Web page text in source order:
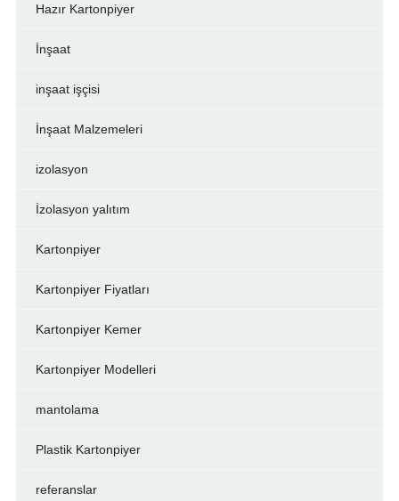
Hazır Kartonpiyer
İnşaat
inşaat işçisi
İnşaat Malzemeleri
izolasyon
İzolasyon yalıtım
Kartonpiyer
Kartonpiyer Fiyatları
Kartonpiyer Kemer
Kartonpiyer Modelleri
mantolama
Plastik Kartonpiyer
referanslar